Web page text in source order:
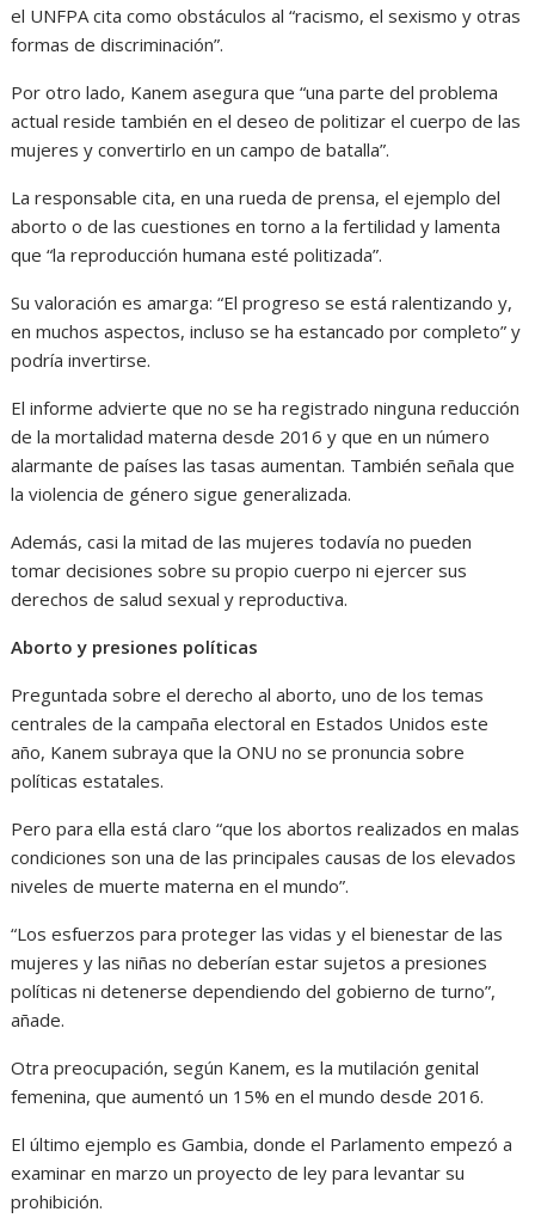
el UNFPA cita como obstáculos al “racismo, el sexismo y otras
formas de discriminación”.
Por otro lado, Kanem asegura que “una parte del problema
actual reside también en el deseo de politizar el cuerpo de las
mujeres y convertirlo en un campo de batalla”.
La responsable cita, en una rueda de prensa, el ejemplo del
aborto o de las cuestiones en torno a la fertilidad y lamenta
que “la reproducción humana esté politizada”.
Su valoración es amarga: “El progreso se está ralentizando y,
en muchos aspectos, incluso se ha estancado por completo” y
podría invertirse.
El informe advierte que no se ha registrado ninguna reducción
de la mortalidad materna desde 2016 y que en un número
alarmante de países las tasas aumentan. También señala que
la violencia de género sigue generalizada.
Además, casi la mitad de las mujeres todavía no pueden
tomar decisiones sobre su propio cuerpo ni ejercer sus
derechos de salud sexual y reproductiva.
Aborto y presiones políticas
Preguntada sobre el derecho al aborto, uno de los temas
centrales de la campaña electoral en Estados Unidos este
año, Kanem subraya que la ONU no se pronuncia sobre
políticas estatales.
Pero para ella está claro “que los abortos realizados en malas
condiciones son una de las principales causas de los elevados
niveles de muerte materna en el mundo”.
“Los esfuerzos para proteger las vidas y el bienestar de las
mujeres y las niñas no deberían estar sujetos a presiones
políticas ni detenerse dependiendo del gobierno de turno”,
añade.
Otra preocupación, según Kanem, es la mutilación genital
femenina, que aumentó un 15% en el mundo desde 2016.
El último ejemplo es Gambia, donde el Parlamento empezó a
examinar en marzo un proyecto de ley para levantar su
prohibición.